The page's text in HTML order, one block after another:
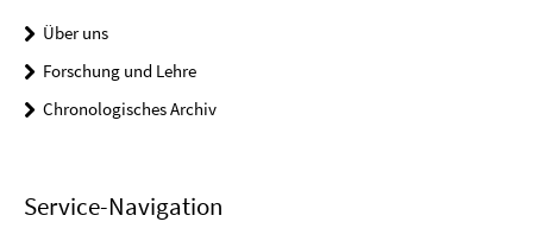
Über uns
Forschung und Lehre
Chronologisches Archiv
Service-Navigation